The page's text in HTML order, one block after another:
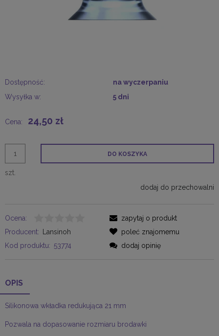
Dostępność:
na wyczerpaniu
Wysyłka w:
5 dni
Cena: 24,50 zł
szt.
DO KOSZYKA
dodaj do przechowalni
Ocena:
Producent:
Lansinoh
Kod produktu: 53774
zapytaj o produkt
poleć znajomemu
dodaj opinię
OPIS
Silikonowa wkładka redukująca 21 mm
Pozwala na dopasowanie rozmiaru brodawki